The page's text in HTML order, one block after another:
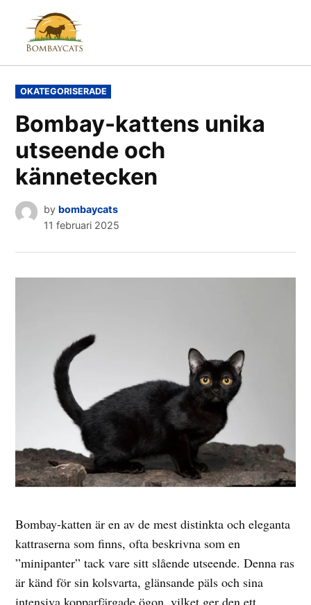
content
POSTED
IN
OKATEGORISERADE
Bombay-kattens unika
utseende och
kännetecken
by bombaycats
11 februari 2025
Bombay-katten är en av de mest distinkta och eleganta
kattraserna som finns, ofta beskrivna som en
”minipanter” tack vare sitt slående utseende. Denna ras
är känd för sin kolsvarta, glänsande päls och sina
intensiva kopparfärgade ögon, vilket ger den ett